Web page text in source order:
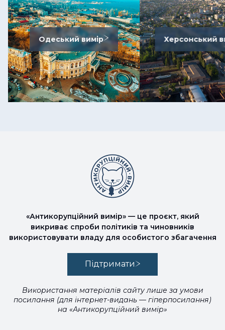
Одеський вимір Херсонський
«Антикорупційний вимір» — це проєкт, який
викриває спроби політиків та чиновників
використовувати владу для особистого збагачення
Підтримати
Використання матеріалів сайту лише за умови
посилання (для інтернет-видань — гіперпосилання)
на «Антикорупційний вимір»